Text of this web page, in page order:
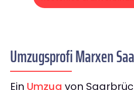
Umzugsprofi Marxen
Ein Umzug von